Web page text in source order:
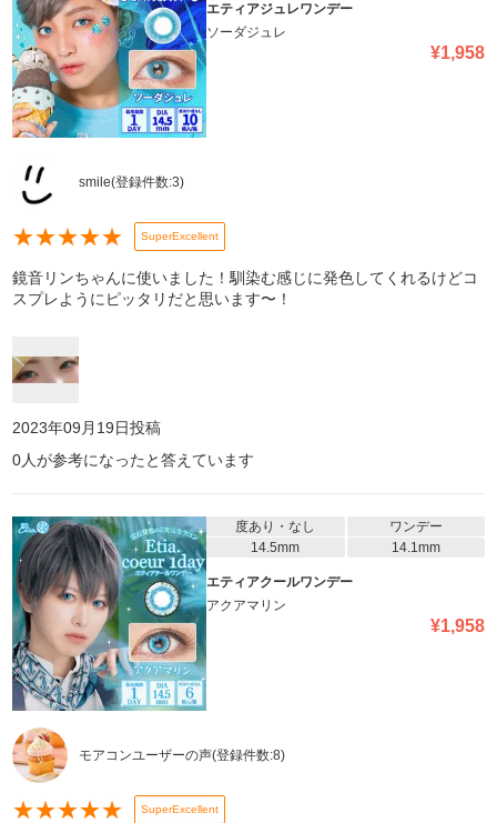
エティアジュレワンデー
ソーダジュレ
¥1,958
smile(登録件数:3)
★★★★★ SuperExcellent
鏡音リンちゃんに使いました！馴染む感じに発色してくれるけどコ
スプレようにピッタリだと思います〜！
2023年09月19日投稿
0人が参考になったと答えています
度あり・なし
ワンデー
14.5mm
14.1mm
エティアクールワンデー
アクアマリン
¥1,958
モアコンユーザーの声(登録件数:8)
★★★★★ SuperExcellent